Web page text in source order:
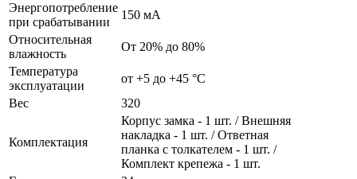
Энергопотребление
при срабатывании
150 мА
Относительная
влажность
От 20% до 80%
Температура
эксплуатации
от +5 до +45 °С
Вес
320
Комплектация
Корпус замка - 1 шт. / Внешняя
накладка - 1 шт. / Ответная
планка с толкателем - 1 шт. /
Комплект крепежа - 1 шт.